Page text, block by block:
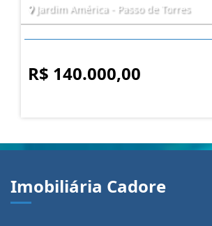
Jardim América - Passo de Torres
R$ 140.000,00
Imobiliária Cadore